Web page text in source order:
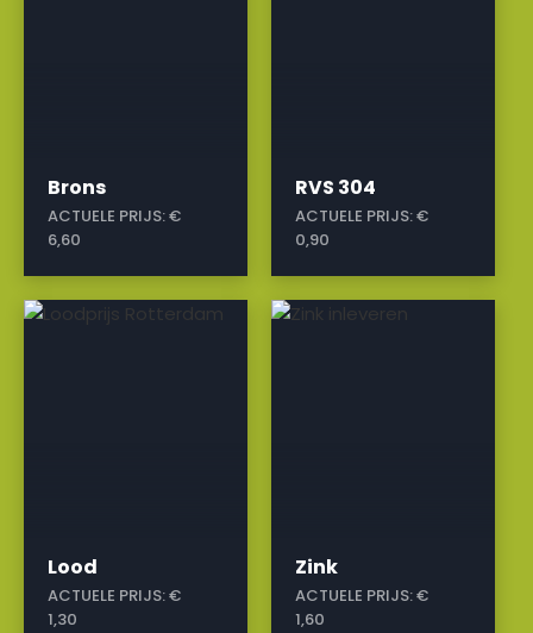
Brons
ACTUELE PRIJS:€
6,60
RVS 304
ACTUELE PRIJS:€
0,90
Lood
ACTUELE PRIJS:€
1,30
a
Zink
ACTUELE PRIJS:€
1,60
a